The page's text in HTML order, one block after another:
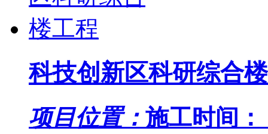
科技创新区科研综合
项目位置： 施工时间：